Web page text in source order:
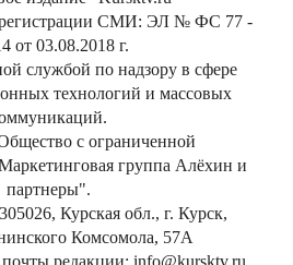
регистрации СМИ: ЭЛ № ФС 77 -
от 03.08.2018 г.
службой по надзору в сфере
технологий и массовых
с ограниченной
группа Алёхин и
партнеры".
Курская обл., г. Курск,
Комсомола, 57А